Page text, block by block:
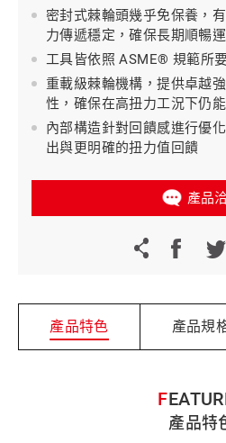
密封式棘輪頭幾乎免保養，
力傳遞穩定，確保長期順暢
工具皆依照 ASME® 規範所
重載級棘輪機構，提供卓越
性，確保在高扭力工況下仍
內部構造針對回饋感進行優
出與更明確的扭力值回饋
產品
產品特色 產品規
產品特